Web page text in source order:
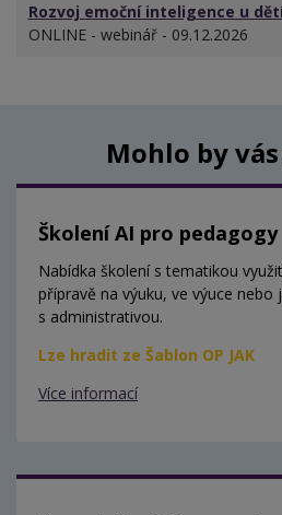
Rozvoj emoční inteligence u
ONLINE - webinář - 09.12.2026
Mohlo by
Školení AI pro pedagogy
Nabídka školení s tematikou
přípravě na výuku, ve výuce nebo
s administrativou.
Lze hradit ze Šablon OP JAK
Více informací